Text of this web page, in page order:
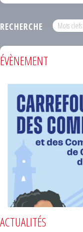
RECHERCHE
ÉVÈNEMENT
ACTUALITÉS